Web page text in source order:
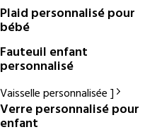
Plaid personnalisé pour
bébé
Fauteuil enfant
personnalisé
Vaisselle personnalisée
Verre personnalisé pour
enfant